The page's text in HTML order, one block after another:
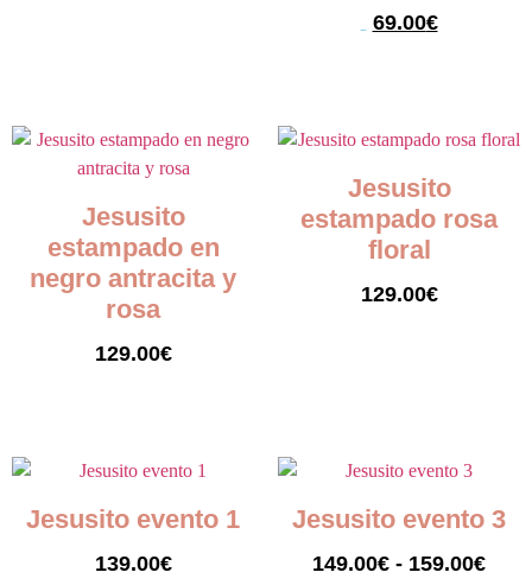
69.00€
Jesusito
estampado en
negro antracita y
rosa
129.00€
Jesusito
estampado rosa
floral
129.00€
Jesusito evento 1
139.00€
Jesusito evento 3
149.00€ - 159.00€